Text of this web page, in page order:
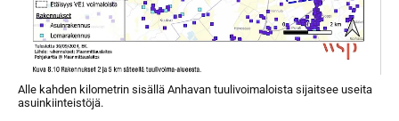
Alle kahden kilometrin sisällä Anhavan tuulivoimaloista sijaitsee useita
asuinkiinteistöjä.